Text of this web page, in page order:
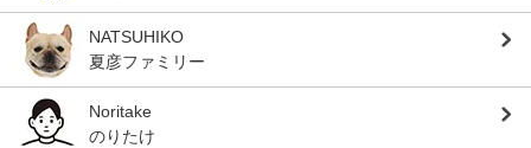
NATSUHIKO
夏彦ファミリー
Noritake
のりたけ